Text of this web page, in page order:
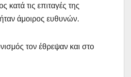
κατά τις επιταγές της
άμοιρος ευθυνών.
τον έθρεψαν και στο